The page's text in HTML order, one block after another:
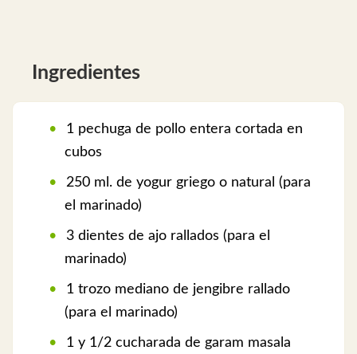
Ingredientes
1 pechuga de pollo entera cortada en
cubos
250 ml. de yogur griego o natural (para
el marinado)
3 dientes de ajo rallados (para el
marinado)
1 trozo mediano de jengibre rallado
(para el marinado)
1 y 1/2 cucharada de garam masala